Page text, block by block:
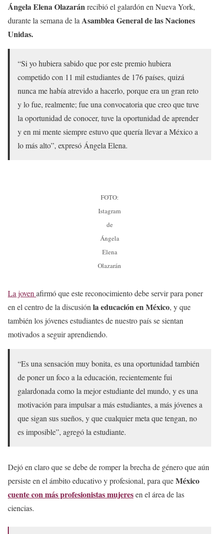
Ángela Elena Olazaránrecibió el galardón en Nueva York,
durante la semana de la Asamblea General de las Naciones
Unidas.
“Si yo hubiera sabido que por este premio hubiera
competido con 11 mil estudiantes de 176 países, quizá
nunca me había atrevido a hacerlo, porque era un gran reto
y lo fue, realmente; fue una convocatoria que creo que tuve
la oportunidad de conocer, tuve la oportunidad de aprender
y en mi mente siempre estuvo que quería llevar a México a
lo más alto”, expresó Ángela Elena.
FOTO:
Istagram
de
Ángela
Elena
Olazarán
La jovenafirmó que este reconocimiento debe servir para poner
en el centro de la discusiónla educación en México, y que
también los jóvenes estudiantes de nuestro país se sientan
motivados a seguir aprendiendo.
“Es una sensación muy bonita, es una oportunidad también
de poner un foco a la educación, recientemente fui
galardonada como la mejor estudiante del mundo, y es una
motivación para impulsar a más estudiantes, a más jóvenes a
que sigan sus sueños, y que cualquier meta que tengan, no
es imposible”, agregó la estudiante.
Dejó en claro que se debe de romper la brecha de género que aún
persiste en el ámbito educativo y profesional, para queMéxico
cuente con más profesionistas mujeresen el área de las
ciencias.